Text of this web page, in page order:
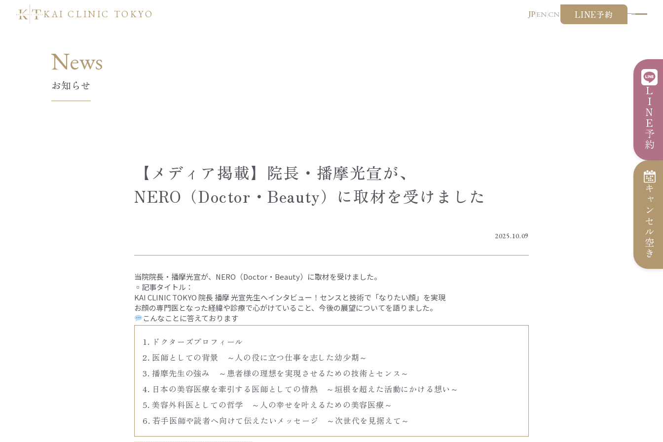
KAI CLINIC TOKYO JPEN CN LINE予約
LINE予約
キャンセル空き
News
お知らせ
【メディア掲載】院長・播摩光宣が、
NERO（Doctor・Beauty）に取材を受けました
2025.10.09
当院院長・播摩光宣が、NERO（Doctor・Beauty）に取材を受けました。
▫︎記事タイトル：
KAI CLINIC TOKYO 院長 播摩 光宣先生へインタビュー！センスと技術で「なりたい顔」を実現
お顔の専門医となった経緯や診療で心がけていること、今後の展望についてを語りました。
こんなことに答えております
ドクターズプロフィール
医師としての背景 ～人の役に立つ仕事を志した幼少期～
播摩先生の強み ～患者様の理想を実現させるための技術とセンス～
日本の美容医療を牽引する医師としての情熱 ～垣根を超えた活動にかける想い～
美容外科医としての哲学 ～人の幸せを叶えるための美容医療～
若手医師や読者へ向けて伝えたいメッセージ ～次世代を見据えて～